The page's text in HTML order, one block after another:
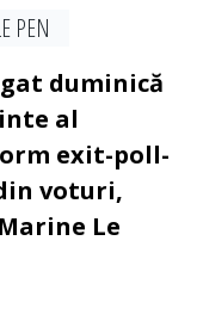
PEN
duminică
al
exit-poll-
voturi,
Le